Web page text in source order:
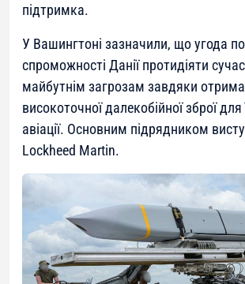
підтримка.
У Вашингтоні зазначили, що угода
спроможності Данії протидіяти
майбутнім загрозам завдяки
високоточної далекобійної зброї для
авіації. Основним підрядником
Lockheed Martin.